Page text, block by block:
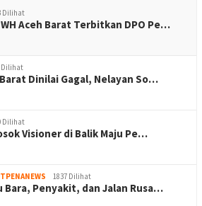
Dilihat
Aceh Barat Terbitkan DPO Pe…
Dilihat
Barat Dinilai Gagal, Nelayan So…
Dilihat
Visioner di Balik Maju Pe…
1837 Dilihat
Bara, Penyakit, dan Jalan Rusa…